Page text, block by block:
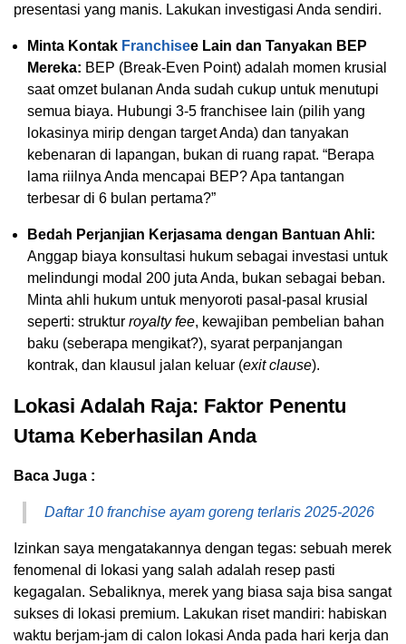
presentasi yang manis. Lakukan investigasi Anda sendiri.
Minta Kontak Franchisee Lain dan Tanyakan BEP
Mereka: BEP (Break-Even Point) adalah momen krusial
saat omzet bulanan Anda sudah cukup untuk menutupi
semua biaya. Hubungi 3-5 franchisee lain (pilih yang
lokasinya mirip dengan target Anda) dan tanyakan
kebenaran di lapangan, bukan di ruang rapat. “Berapa
lama riilnya Anda mencapai BEP? Apa tantangan
terbesar di 6 bulan pertama?”
Bedah Perjanjian Kerjasama dengan Bantuan Ahli:
Anggap biaya konsultasi hukum sebagai investasi untuk
melindungi modal 200 juta Anda, bukan sebagai beban.
Minta ahli hukum untuk menyoroti pasal-pasal krusial
seperti: struktur royalty fee, kewajiban pembelian bahan
baku (seberapa mengikat?), syarat perpanjangan
kontrak, dan klausul jalan keluar (exit clause).
Lokasi Adalah Raja: Faktor Penentu
Utama Keberhasilan Anda
Baca Juga :
Daftar 10 franchise ayam goreng terlaris 2025-2026
Izinkan saya mengatakannya dengan tegas: sebuah merek
fenomenal di lokasi yang salah adalah resep pasti
kegagalan. Sebaliknya, merek yang biasa saja bisa sangat
sukses di lokasi premium. Lakukan riset mandiri: habiskan
waktu berjam-jam di calon lokasi Anda pada hari kerja dan